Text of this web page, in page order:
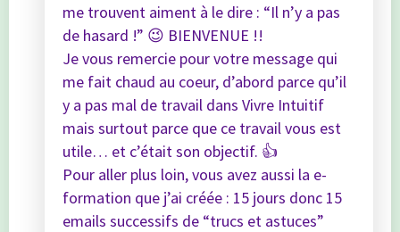
me trouvent aiment à le dire : “Il n’y a pas
de hasard !” 😉 BIENVENUE !!
Je vous remercie pour votre message qui
me fait chaud au coeur, d’abord parce qu’il
y a pas mal de travail dans Vivre Intuitif
mais surtout parce que ce travail vous est
utile… et c’était son objectif. 👍
Pour aller plus loin, vous avez aussi la e-
formation que j’ai créée : 15 jours donc 15
emails successifs de “trucs et astuces”